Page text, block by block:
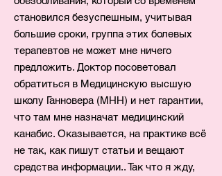
становился безуспешным, учитывая
большие сроки, группа этих болевых
терапевтов не может мне ничего
предложить. Доктор посоветовал
обратиться в Медицинскую высшую
школу Ганновера (МНН) и нет гарантии,
что там мне назначат медицинский
канабис. Оказывается, на практике всё
не так, как пишут статьи и вещают
средства информации.. Так что я жду,